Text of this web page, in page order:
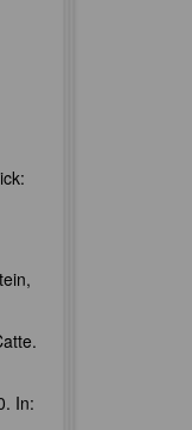
In: